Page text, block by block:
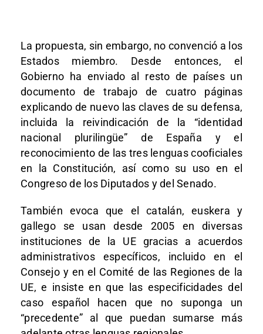
La propuesta, sin embargo, no convenció a los
Estados miembro. Desde entonces, el
Gobierno ha enviado al resto de países un
documento de trabajo de cuatro páginas
explicando de nuevo las claves de su defensa,
incluida la reivindicación de la “identidad
nacional plurilingüe” de España y el
reconocimiento de las tres lenguas cooficiales
en la Constitución, así como su uso en el
Congreso de los Diputados y del Senado.
También evoca que el catalán, euskera y
gallego se usan desde 2005 en diversas
instituciones de la UE gracias a acuerdos
administrativos específicos, incluido en el
Consejo y en el Comité de las Regiones de la
UE, e insiste en que las especificidades del
caso español hacen que no suponga un
“precedente” al que puedan sumarse más